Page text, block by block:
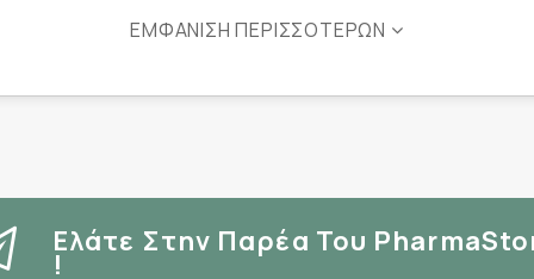
λαιμό, ντεκολτέ.
η ολοκληρωμένη αγωγή του συστήματος
ΕΜΦΆΝΙΣΗ ΠΕΡΙΣΣΌΤΕΡΩΝ
Ελάτε Στην Παρέα Του
!